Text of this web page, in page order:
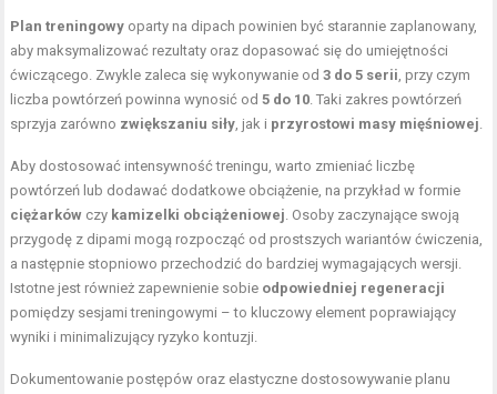
Plan treningowy oparty na dipach powinien być starannie zaplanowany,
aby maksymalizować rezultaty oraz dopasować się do umiejętności
ćwiczącego. Zwykle zaleca się wykonywanie od3 do 5 serii, przy czym
liczba powtórzeń powinna wynosić od5 do 10. Taki zakres powtórzeń
sprzyja zarówno zwiększaniu siły, jak i przyrostowi masy mięśniowej.
Aby dostosować intensywność treningu, warto zmieniać liczbę
powtórzeń lub dodawać dodatkowe obciążenie, na przykład w formie
ciężarków czy kamizelki obciążeniowej. Osoby zaczynające swoją
przygodę z dipami mogą rozpocząć od prostszych wariantów ćwiczenia,
a następnie stopniowo przechodzić do bardziej wymagających wersji.
Istotne jest również zapewnienie sobie odpowiedniej regeneracji
pomiędzy sesjami treningowymi – to kluczowy element poprawiający
wyniki i minimalizujący ryzyko kontuzji.
Dokumentowanie postępów oraz elastyczne dostosowywanie planu